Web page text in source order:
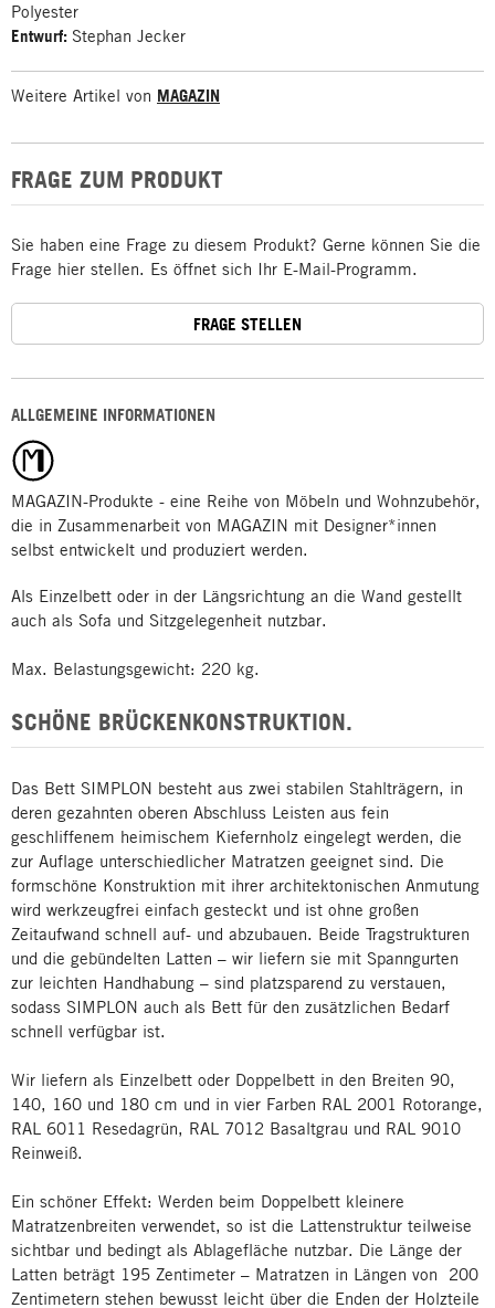
ALLGEMEINE INFORMATIONEN
MAGAZIN-Produkte - eine Reihe von Möbeln und Wohnzubehör,
die in Zusammenarbeit von MAGAZIN mit Designer*innen
selbst entwickelt und produziert werden.
Als Einzelbett oder in der Längsrichtung an die Wand gestellt
auch als Sofa und Sitzgelegenheit nutzbar.
Max. Belastungsgewicht: 220 kg.
SCHÖNE BRÜCKENKONSTRUKTION.
Das Bett SIMPLON besteht aus zwei stabilen Stahlträgern, in
deren gezahnten oberen Abschluss Leisten aus fein
geschliffenem heimischem Kiefernholz eingelegt werden, die
zur Auflage unterschiedlicher Matratzen geeignet sind. Die
formschöne Konstruktion mit ihrer architektonischen Anmutung
wird werkzeugfrei einfach gesteckt und ist ohne großen
Zeitaufwand schnell auf- und abzubauen. Beide Tragstrukturen
und die gebündelten Latten – wir liefern sie mit Spanngurten
zur leichten Handhabung – sind platzsparend zu verstauen,
sodass SIMPLON auch als Bett für den zusätzlichen Bedarf
schnell verfügbar ist.
Wir liefern als Einzelbett oder Doppelbett in den Breiten 90,
140, 160 und 180 cm und in vier Farben RAL 2001 Rotorange,
RAL 6011 Resedagrün, RAL 7012 Basaltgrau und RAL 9010
Reinweiß.
Ein schöner Effekt: Werden beim Doppelbett kleinere
Matratzenbreiten verwendet, so ist die Lattenstruktur teilweise
sichtbar und bedingt als Ablagefläche nutzbar. Die Länge der
Latten beträgt 195 Zentimeter – Matratzen in Längen von 200
Zentimetern stehen bewusst leicht über die Enden der Holzteile
Polyester
Entwurf: Stephan Jecker
Weitere Artikel von MAGAZIN
FRAGE ZUM PRODUKT
Sie haben eine Frage zu diesem Produkt? Gerne können Sie die
Frage hier stellen. Es öffnet sich Ihr E-Mail-Programm.
FRAGE STELLEN